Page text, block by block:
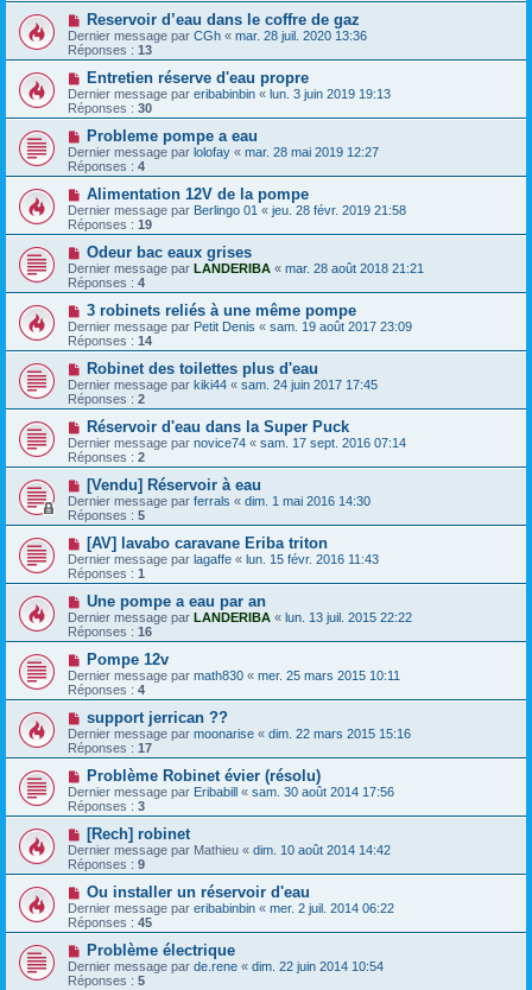
Reservoir d’eau dans le coffre de gaz
Dernier message par CGh « mar. 28 juil. 2020 13:36
Réponses : 13
Entretien réserve d'eau propre
Dernier message par eribabinbin « lun. 3 juin 2019 19:13
Réponses : 30
Probleme pompe a eau
Dernier message par lolofay « mar. 28 mai 2019 12:27
Réponses : 4
Alimentation 12V de la pompe
Dernier message par Berlingo 01 « jeu. 28 févr. 2019 21:58
Réponses : 19
Odeur bac eaux grises
Dernier message par LANDERIBA « mar. 28 août 2018 21:21
Réponses : 4
3 robinets reliés à une même pompe
Dernier message par Petit Denis « sam. 19 août 2017 23:09
Réponses : 14
Robinet des toilettes plus d'eau
Dernier message par kiki44 « sam. 24 juin 2017 17:45
Réponses : 2
Réservoir d'eau dans la Super Puck
Dernier message par novice74 « sam. 17 sept. 2016 07:14
Réponses : 2
[Vendu] Réservoir à eau
Dernier message par ferrals « dim. 1 mai 2016 14:30
Réponses : 5
[AV] lavabo caravane Eriba triton
Dernier message par lagaffe « lun. 15 févr. 2016 11:43
Réponses : 1
Une pompe a eau par an
Dernier message par LANDERIBA « lun. 13 juil. 2015 22:22
Réponses : 16
Pompe 12v
Dernier message par math830 « mer. 25 mars 2015 10:11
Réponses : 4
support jerrican ??
Dernier message par moonarise « dim. 22 mars 2015 15:16
Réponses : 17
Problème Robinet évier (résolu)
Dernier message par Eribabill « sam. 30 août 2014 17:56
Réponses : 3
[Rech] robinet
Dernier message par Mathieu « dim. 10 août 2014 14:42
Réponses : 9
Ou installer un réservoir d'eau
Dernier message par eribabinbin « mer. 2 juil. 2014 06:22
Réponses : 45
Problème électrique
Dernier message par de.rene « dim. 22 juin 2014 10:54
Réponses : 5